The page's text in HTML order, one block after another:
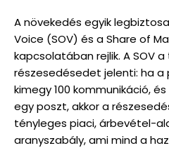
A növekedés egyik
Voice (SOV) és a Share of
kapcsolatában rejlik. A SOV
részesedésedet jelenti: ha a
kimegy 100 kommunikáció,
egy poszt, akkor a
tényleges piaci, árbevétel-
aranyszabály, ami mind a